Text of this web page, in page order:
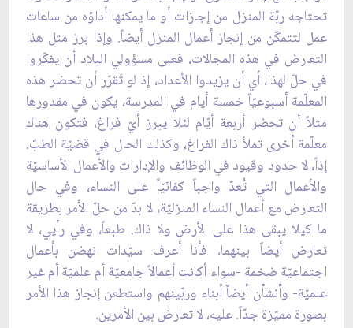
تحتاجه ربّة المنزل من إجازات أو ما يمكنها أداؤه من ساعات
عمل لتتمكّن من إنجاز أعمال المنزل أيضاً. وإذا برز مثل هذا
التعارض في هذه المجالات، فعلى مسؤولي البلاد أن يفكّروا
في حلّ لهذا، أي أن يزيدوا الأعداد، إذ لو تَقرّر أن تحضر هذه
المعلّمة أسبوعيّاً خمسة أيام في المدرسة، يكون في مقدورها
مثلاً أن تحضر أربعة أيّام لئلا يبرز أيّ فراغ، فتكون هناك
معلّمة أخرى تملأ ذاك الفراغ، وكذلك الحال في قضيّة الطبّ.
إذاً، لا حدود وقيود في الوظائف والإدارات والأعمال الأساسيّة
والأعمال التي تُعدّ واجباً كفائيّاً على النساء، وفي حال
التعارض مع أعمال النساء المنزليّة، لا بدّ من حلّ الأمر بطريقة
ما كيلا يبقى هذا على الأرض ولا ذاك. طبعاً، وفي رأيي، لا
تعارض أيضاً بينهما، فأنا أعرف سيّدات نهضن بأعمال
اجتماعيّة ضخمة -سواء أكانت أعمالاً جامعيّة أم علميّة أم غير
علميّة- وأنشأن أيضاً أبناء وربّينهم واستطعن إنجاز هذا الأمر
بصورة مميّزة جدّاً. عليه، لا تعارض بين الأمرين.